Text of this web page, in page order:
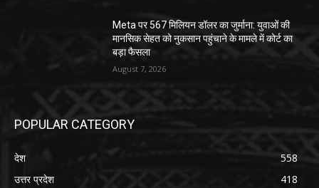
Meta पर 567 मिलियन डॉलर का जुर्माना: युवाओं की
मानसिक सेहत को नुकसान पहुंचाने के मामले में कोर्ट का
बड़ा फैसला
August 7, 2026
POPULAR CATEGORY
देश
558
उत्तर प्रदेश
418